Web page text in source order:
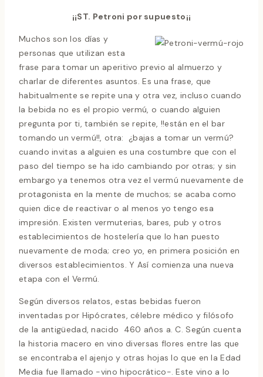
¡¡ST. Petroni por supuesto¡¡
Muchos son los días y
personas que utilizan esta
frase para tomar un aperitivo previo al almuerzo y
charlar de diferentes asuntos. Es una frase, que
habitualmente se repite una y otra vez, incluso cuando
la bebida no es el propio vermú, o cuando alguien
pregunta por ti, también se repite, !!están en el bar
tomando un vermú!!, otra: ¿bajas a tomar un vermú?
cuando invitas a alguien es una costumbre que con el
paso del tiempo se ha ido cambiando por otras; y sin
embargo ya tenemos otra vez el vermú nuevamente de
protagonista en la mente de muchos; se acaba como
quien dice de reactivar o al menos yo tengo esa
impresión. Existen vermuterias, bares, pub y otros
establecimientos de hostelería que lo han puesto
nuevamente de moda; creo yo, en primera posición en
diversos establecimientos. Y Así comienza una nueva
etapa con el Vermú.
Según diversos relatos, estas bebidas fueron
inventadas por Hipócrates, célebre médico y filósofo
de la antigüedad, nacido 460 años a. C. Según cuenta
la historia macero en vino diversas flores entre las que
se encontraba el ajenjo y otras hojas lo que en la Edad
Media fue llamado -vino hipocrático-. Este vino a lo